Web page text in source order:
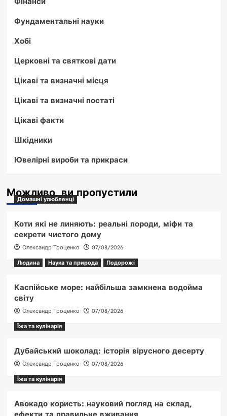
Фундаментальні науки
Хобі
Церковні та святкові дати
Цікаві та визначні місця
Цікаві та визначні постаті
Цікаві факти
Шкідники
Ювелірні вироби та прикраси
Можливо, ви пропустили
Домашні улюбленці
Коти які не линяють: реальні породи, міфи та
секрети чистого дому
Олександр Троценко
07/08/2026
Людина
Наука та природа Подорожі
Каспійське море: найбільша замкнена водойма
світу
Олександр Троценко
07/08/2026
Їжа та кулінарія
Дубайський шоколад: історія вірусного десерту
Олександр Троценко
07/08/2026
Їжа та кулінарія
Авокадо користь: науковий погляд на склад,